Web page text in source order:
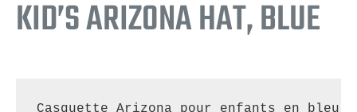
KID’S ARIZONA HAT, BLUE
Casquette Arizona pour enfants en